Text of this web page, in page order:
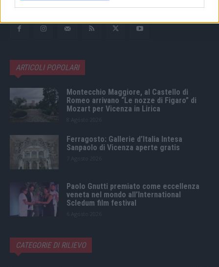
ARTICOLI POPOLARI
Montecchio Maggiore, al Castello di
Romeo arrivano “Le nozze di Figaro” di
Mozart per Vicenza in Lirica
Ferragosto: Gallerie d’Italia Intesa
Sanpaolo di Vicenza aperte gratis
Paolo Gnutti premiato come eccellenza
veneta nel mondo all’International
Scledum film festival
CATEGORIE DI RILIEVO